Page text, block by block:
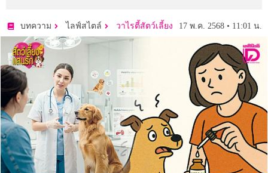
บทความ ไลฟ์สไตล์ วาไรตี้สัตว์เลี้ยง 17 พ.ค. 2568 • 11:01 น.